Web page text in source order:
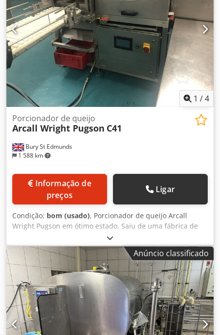
1 /4
Bury St Edmunds
1 588 km
Porcionador de queijo
Arcall Wright Pugson C41
preços
Ligar
Condição: bom (usado), Porcionador de queijo Arcall
Wright Pugson em ótimo estado. Saiu de uma fábrica de
queijo de Liverpool que faliu em 2019, tem estado em
armazém desde então. Dodpjt R R Uksfx Apwewa
Anúncio classificado